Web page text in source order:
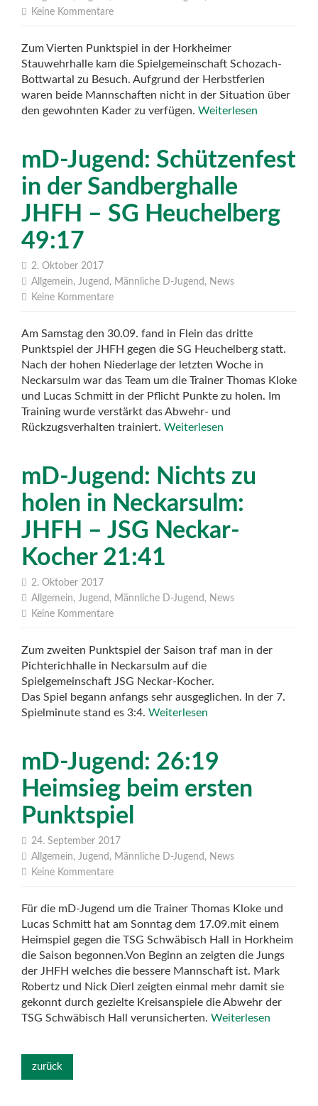
Keine Kommentare
Zum Vierten Punktspiel in der Horkheimer
Stauwehrhalle kam die Spielgemeinschaft Schozach-
Bottwartal zu Besuch. Aufgrund der Herbstferien
waren beide Mannschaften nicht in der Situation über
den gewohnten Kader zu verfügen. Weiterlesen
mD-Jugend: Schützenfest
in der Sandberghalle
JHFH – SG Heuchelberg
49:17
2. Oktober 2017
Allgemein, Jugend , Männliche D-Jugend , News
Keine Kommentare
Am Samstag den 30.09. fand in Flein das dritte
Punktspiel der JHFH gegen die SG Heuchelberg statt.
Nach der hohen Niederlage der letzten Woche in
Neckarsulm war das Team um die Trainer Thomas Kloke
und Lucas Schmitt in der Pflicht Punkte zu holen. Im
Training wurde verstärkt das Abwehr- und
Rückzugsverhalten trainiert. Weiterlesen
mD-Jugend: Nichts zu
holen in Neckarsulm:
JHFH – JSG Neckar-
Kocher 21:41
2. Oktober 2017
Allgemein, Jugend , Männliche D-Jugend , News
Keine Kommentare
Zum zweiten Punktspiel der Saison traf man in der
Pichterichhalle in Neckarsulm auf die
Spielgemeinschaft JSG Neckar-Kocher.
Das Spiel begann anfangs sehr ausgeglichen. In der 7.
Spielminute stand es 3:4. Weiterlesen
mD-Jugend: 26:19
Heimsieg beim ersten
Punktspiel
24. September 2017
Allgemein, Jugend , Männliche D-Jugend , News
Keine Kommentare
Für die mD-Jugend um die Trainer Thomas Kloke und
Lucas Schmitt hat am Sonntag dem 17.09.mit einem
Heimspiel gegen die TSG Schwäbisch Hall in Horkheim
die Saison begonnen.Von Beginn an zeigten die Jungs
der JHFH welches die bessere Mannschaft ist. Mark
Robertz und Nick Dierl zeigten einmal mehr damit sie
gekonnt durch gezielte Kreisanspiele die Abwehr der
TSG Schwäbisch Hall verunsicherten. Weiterlesen
zurück